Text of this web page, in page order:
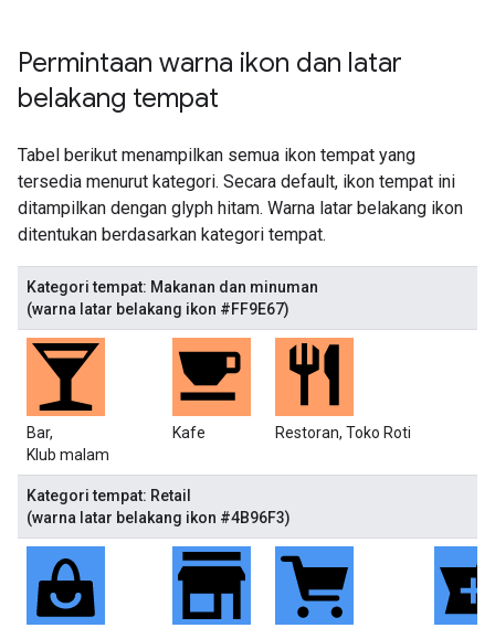
Permintaan warna ikon dan latar
belakang tempat
Tabel berikut menampilkan semua ikon tempat yang
tersedia menurut kategori. Secara default, ikon tempat ini
ditampilkan dengan glyph hitam. Warna latar belakang ikon
ditentukan berdasarkan kategori tempat.
Kategori tempat: Makanan dan minuman
(warna latar belakang ikon #FF9E67)
Bar,
Klub malam
Kafe Restoran, Toko Roti
Kategori tempat: Retail
(warna latar belakang ikon #4B96F3)